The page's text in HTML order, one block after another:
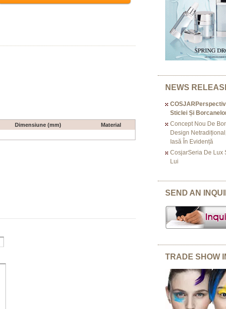
Dimensiune (mm)
Material
NEWS
Sticlei Și
Concept Nou De
Design
Iasă În Evidență
CosjarSeria De Lux
Lui
SEND AN
TRADE SHOW